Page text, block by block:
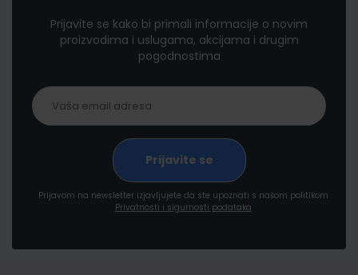
Prijavite se kako bi primali informacije o novim
proizvodima i uslugama, akcijama i drugim
pogodnostima
Prijavom na newsletter izjavljujete da ste upoznati s našom politikom
Privatnosti i sigurnosti podataka